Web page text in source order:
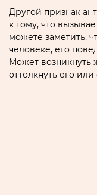
Другой признак
к тому, что
можете заметить,
человеке, его
Может возникнуть
оттолкнуть его или